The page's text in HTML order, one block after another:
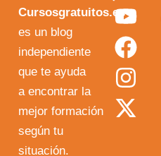
Cursosgratuitos.es
es un blog
independiente
que te ayuda
a encontrar la
mejor formación
según tu
situación.
Y
o
u
t
u
F
a
c
e
b
I
n
s
t
a
X
-
t
w
i